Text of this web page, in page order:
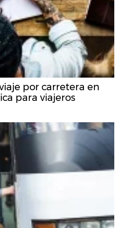
por carretera en
para viajeros